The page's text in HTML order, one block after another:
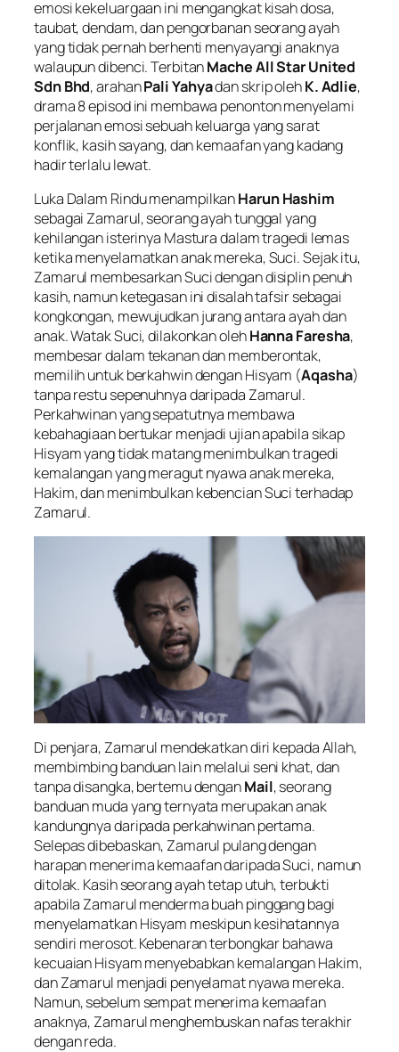
emosi kekeluargaan ini mengangkat kisah dosa,
taubat, dendam, dan pengorbanan seorang ayah
yang tidak pernah berhenti menyayangi anaknya
walaupun dibenci. TerbitanMache All Star United
Sdn Bhd, arahanPali Yahyadan skrip olehK. Adlie,
drama 8 episod ini membawa penonton menyelami
perjalanan emosi sebuah keluarga yang sarat
konflik, kasih sayang, dan kemaafan yang kadang
hadir terlalu lewat.
Luka Dalam RindumenampilkanHarun Hashim
sebagai Zamarul, seorang ayah tunggal yang
kehilangan isterinya Mastura dalam tragedi lemas
ketika menyelamatkan anak mereka, Suci. Sejak itu,
Zamarul membesarkan Suci dengan disiplin penuh
kasih, namun ketegasan ini disalah tafsir sebagai
kongkongan, mewujudkan jurang antara ayah dan
anak. Watak Suci, dilakonkan olehHanna Faresha,
membesar dalam tekanan dan memberontak,
memilih untuk berkahwin dengan Hisyam (Aqasha)
tanpa restu sepenuhnya daripada Zamarul.
Perkahwinan yang sepatutnya membawa
kebahagiaan bertukar menjadi ujian apabila sikap
Hisyam yang tidak matang menimbulkan tragedi
kemalangan yang meragut nyawa anak mereka,
Hakim, dan menimbulkan kebencian Suci terhadap
Zamarul.
Di penjara, Zamarul mendekatkan diri kepada Allah,
membimbing banduan lain melalui seni khat, dan
tanpa disangka, bertemu denganMail, seorang
banduan muda yang ternyata merupakan anak
kandungnya daripada perkahwinan pertama.
Selepas dibebaskan, Zamarul pulang dengan
harapan menerima kemaafan daripada Suci, namun
ditolak. Kasih seorang ayah tetap utuh, terbukti
apabila Zamarul menderma buah pinggang bagi
menyelamatkan Hisyam meskipun kesihatannya
sendiri merosot. Kebenaran terbongkar bahawa
kecuaian Hisyam menyebabkan kemalangan Hakim,
dan Zamarul menjadi penyelamat nyawa mereka.
Namun, sebelum sempat menerima kemaafan
anaknya, Zamarul menghembuskan nafas terakhir
dengan reda.